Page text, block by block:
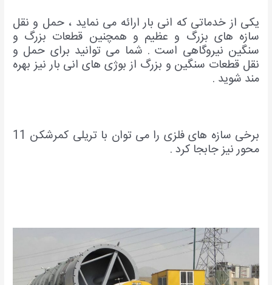
یکی از خدماتی که انی بار ارائه می نماید ، حمل و نقل
سازه های بزرگ و عظیم و همچنین قطعات بزرگ و
سنگین نیروگاهی است . شما می توانید برای حمل و
نقل قطعات سنگین و بزرگ از بوژی های انی بار نیز بهره
مند شوید .
برخی سازه های فلزی را می توان با تریلی کمرشکن 11
محور نیز جابجا کرد .